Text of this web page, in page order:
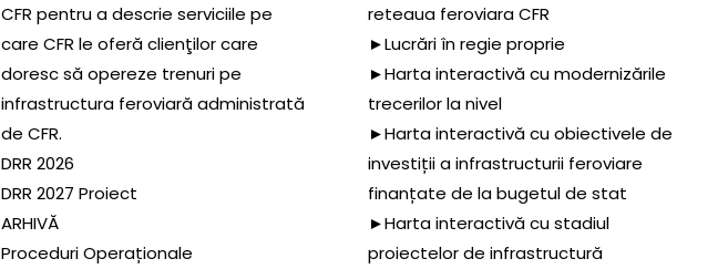
CFR pentru a descrie serviciile pe
care CFR le oferă clienţilor care
doresc să opereze trenuri pe
infrastructura feroviară administrată
de CFR.
DRR 2026
DRR 2027 Proiect
ARHIVĂ
Proceduri Operaționale
reteaua feroviara CFR
►Lucrări în regie proprie
►Harta interactivă cu modernizările
trecerilor la nivel
►Harta interactivă cu obiectivele de
investiții a infrastructurii feroviare
finanțate de la bugetul de stat
►Harta interactivă cu stadiul
proiectelor de infrastructură